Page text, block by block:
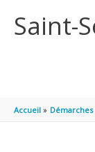
Saint-
Accueil Démarches